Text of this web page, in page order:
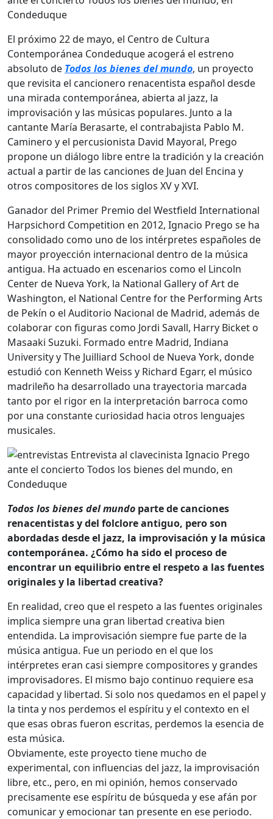
El próximo 22 de mayo, el Centro de Cultura
Contemporánea Condeduque acogerá el estreno
absoluto de Todos los bienes del mundo, un proyecto
que revisita el cancionero renacentista español desde
una mirada contemporánea, abierta al jazz, la
improvisación y las músicas populares. Junto a la
cantante María Berasarte, el contrabajista Pablo M.
Caminero y el percusionista David Mayoral, Prego
propone un diálogo libre entre la tradición y la creación
actual a partir de las canciones de Juan del Encina y
otros compositores de los siglos XV y XVI.
Ganador del Primer Premio del Westfield International
Harpsichord Competition en 2012, Ignacio Prego se ha
consolidado como uno de los intérpretes españoles de
mayor proyección internacional dentro de la música
antigua. Ha actuado en escenarios como el Lincoln
Center de Nueva York, la National Gallery of Art de
Washington, el National Centre for the Performing Arts
de Pekín o el Auditorio Nacional de Madrid, además de
colaborar con figuras como Jordi Savall, Harry Bicket o
Masaaki Suzuki. Formado entre Madrid, Indiana
University y The Juilliard School de Nueva York, donde
estudió con Kenneth Weiss y Richard Egarr, el músico
madrileño ha desarrollado una trayectoria marcada
tanto por el rigor en la interpretación barroca como
por una constante curiosidad hacia otros lenguajes
musicales.
Todos los bienes del mundo parte de canciones
renacentistas y del folclore antiguo, pero son
abordadas desde el jazz, la improvisación y la música
contemporánea. ¿Cómo ha sido el proceso de
encontrar un equilibrio entre el respeto a las fuentes
originales y la libertad creativa?
En realidad, creo que el respeto a las fuentes originales
implica siempre una gran libertad creativa bien
entendida. La improvisación siempre fue parte de la
música antigua. Fue un periodo en el que los
intérpretes eran casi siempre compositores y grandes
improvisadores. El mismo bajo continuo requiere esa
capacidad y libertad. Si solo nos quedamos en el papel y
la tinta y nos perdemos el espíritu y el contexto en el
que esas obras fueron escritas, perdemos la esencia de
esta música.
Obviamente, este proyecto tiene mucho de
experimental, con influencias del jazz, la improvisación
libre, etc., pero, en mi opinión, hemos conservado
precisamente ese espíritu de búsqueda y ese afán por
comunicar y emocionar tan presente en ese periodo.